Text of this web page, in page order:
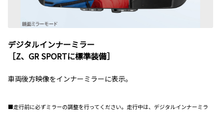
デジタルインナーミラー
［Z、GR SPORTに標準装備］
車両後方映像をインナーミラーに表示。
■走行前に必ずミラーの調整を行ってください。走行中は、デジタルインナーミラ